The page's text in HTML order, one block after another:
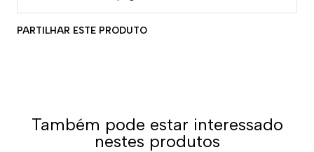
PARTILHAR ESTE PRODUTO
Também pode estar interessado
nestes produtos